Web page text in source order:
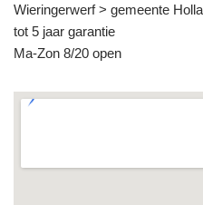
Wieringerwerf > gemeente
tot 5 jaar garantie
Ma-Zon 8/20 open